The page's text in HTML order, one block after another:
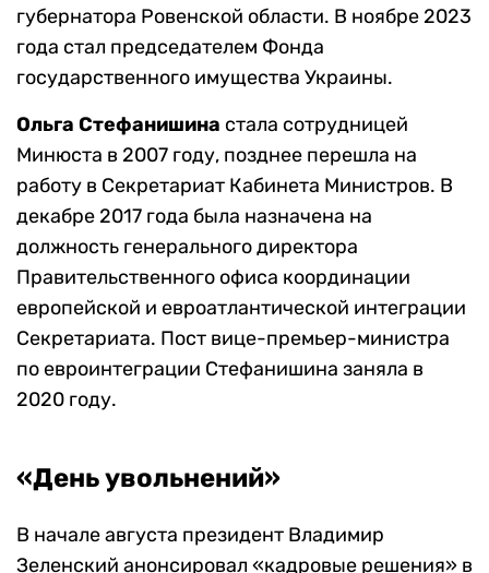
губернатора Ровенской области. В ноябре 2023
года стал председателем Фонда
государственного имущества Украины.
Ольга Стефанишина стала сотрудницей
Минюста в 2007 году, позднее перешла на
работу в Секретариат Кабинета Министров. В
декабре 2017 года была назначена на
должность генерального директора
Правительственного офиса координации
европейской и евроатлантической интеграции
Секретариата. Пост вице-премьер-министра
по евроинтеграции Стефанишина заняла в
2020 году.
«День увольнений»
В начале августа президент Владимир
Зеленский анонсировал «кадровые решения» в